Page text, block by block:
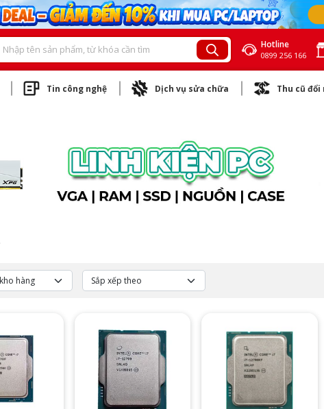
Hotline
0899 256 166
Tin công nghệ Dịch vụ sửa chữa Thu cũ đổi